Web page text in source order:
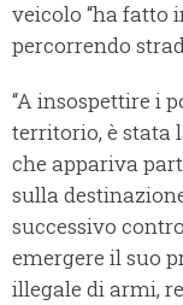
veicolo “ha fatto
percorrendo
“A insospettire i
territorio, è stata
che appariva
sulla
successivo
emergere il suo
illegale di armi,